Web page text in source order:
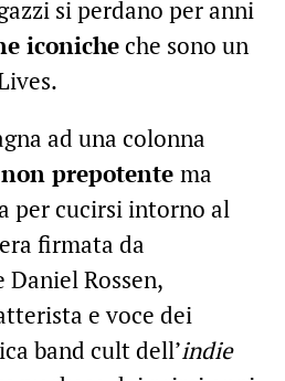
si perdano per anni
iconicheche sono un
ad una colonna
prepotente ma
per cucirsi intorno al
firmata da
Rossen,
e voce dei
band cult dell’indie